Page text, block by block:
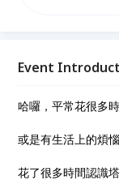
Event
哈囉，平常花很多
或是有生活上的煩
花了很多時間認識